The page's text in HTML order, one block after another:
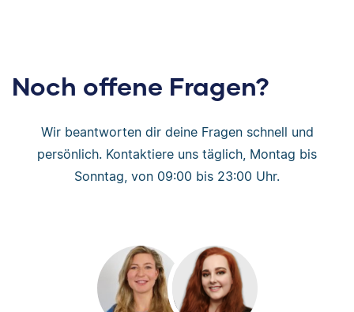
Noch offene Fragen?
Wir beantworten dir deine Fragen schnell und
persönlich. Kontaktiere uns täglich, Montag bis
Sonntag, von 09:00 bis 23:00 Uhr.